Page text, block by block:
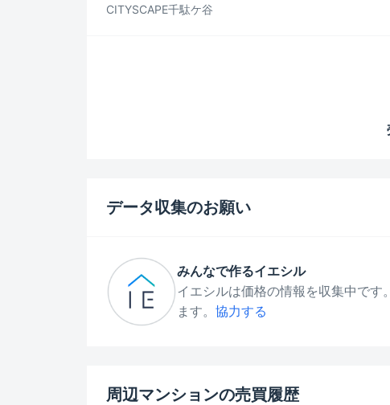
CITYSCAPE千駄ケ谷
データ収集のお願い
みんなで作るイエシル
イエシルは価格の情報を収集中で
ます。 協力する
周辺マンションの売買履歴